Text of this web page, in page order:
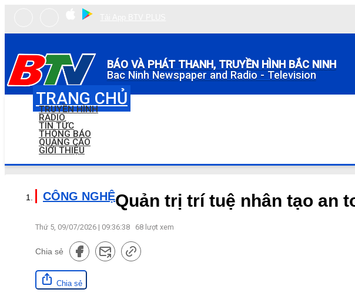
BÁO VÀ PHÁT THANH, TRUYỀN HÌNH BẮC NINH
Bac Ninh Newspaper and Radio - Television
TRANG CHỦ
TRUYỀN HÌNH
RADIO
TIN TỨC
THÔNG BÁO
QUẢNG CÁO
GIỚI THIỆU
CÔNG NGHỆQuản trị trí tuệ nhân tạo an
Thứ 5, 09/07/2026 | 09:36:38 68 lượt xem
Chia sẻ
Chia sẻ